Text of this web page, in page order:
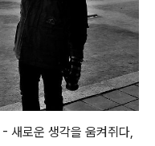
새로운 생각을 움켜쥐다,